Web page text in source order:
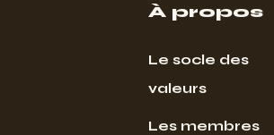
À propos
Le socle des
valeurs
Les membres